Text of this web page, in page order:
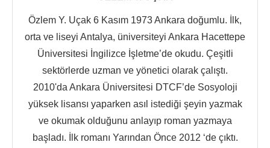
Özlem Y. Uçak 6 Kasım 1973 Ankara doğumlu. İlk,
orta ve liseyi Antalya, üniversiteyi Ankara Hacettepe
Üniversitesi İngilizce İşletme’de okudu. Çeşitli
sektörlerde uzman ve yönetici olarak çalıştı.
2010'da Ankara Üniversitesi DTCF’de Sosyoloji
yüksek lisansı yaparken asıl istediği şeyin yazmak
ve okumak olduğunu anlayıp roman yazmaya
başladı. İlk romanı Yarından Önce 2012 ‘de çıktı.